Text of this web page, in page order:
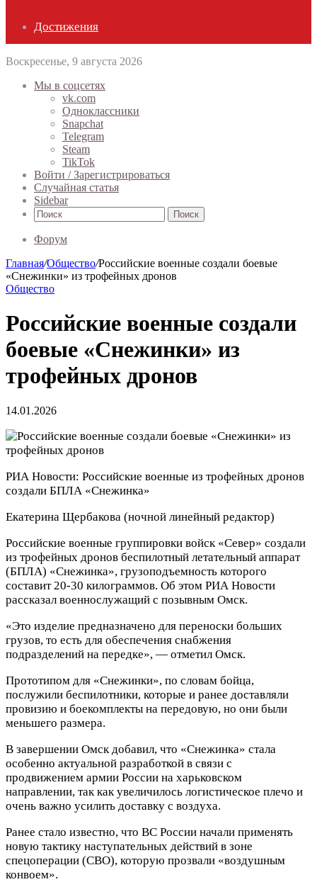
Достижения
Воскресенье, 9 августа 2026
Мы в соцсетях
vk.com
Одноклассники
Snapchat
Telegram
Steam
TikTok
Войти / Зарегистрироваться
Случайная статья
Sidebar
Поиск
Форум
Главная/Общество/Российские военные создали боевые
«Снежинки» из трофейных дронов
Общество
Российские военные создали
боевые «Снежинки» из
трофейных дронов
14.01.2026
РИА Новости: Российские военные из трофейных дронов
создали БПЛА «Снежинка»
Екатерина Щербакова (ночной линейный редактор)
Российские военные группировки войск «Север» создали
из трофейных дронов беспилотный летательный аппарат
(БПЛА) «Снежинка», грузоподъемность которого
составит 20-30 килограммов. Об этом РИА Новости
рассказал военнослужащий с позывным Омск.
«Это изделие предназначено для переноски больших
грузов, то есть для обеспечения снабжения
подразделений на передке», — отметил Омск.
Прототипом для «Снежинки», по словам бойца,
послужили беспилотники, которые и ранее доставляли
провизию и боекомплекты на передовую, но они были
меньшего размера.
В завершении Омск добавил, что «Снежинка» стала
особенно актуальной разработкой в связи с
продвижением армии России на харьковском
направлении, так как увеличилось логистическое плечо и
очень важно усилить доставку с воздуха.
Ранее стало известно, что ВС России начали применять
новую тактику наступательных действий в зоне
спецоперации (СВО), которую прозвали «воздушным
конвоем».